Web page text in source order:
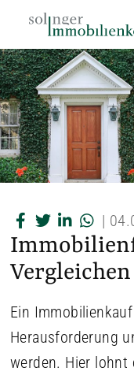
|
Ein
Herausforderung
werden. Hier lohnt